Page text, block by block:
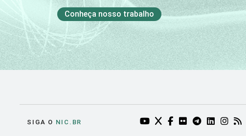
Conheça nosso trabalho
SIGA O NIC.BR YOUTUBE DO NIC.BR (ABRE
TWITTER DO NIC.BR
FACEBOOK DO
FLICKR DO
TELEGRAM
LINKEDIN